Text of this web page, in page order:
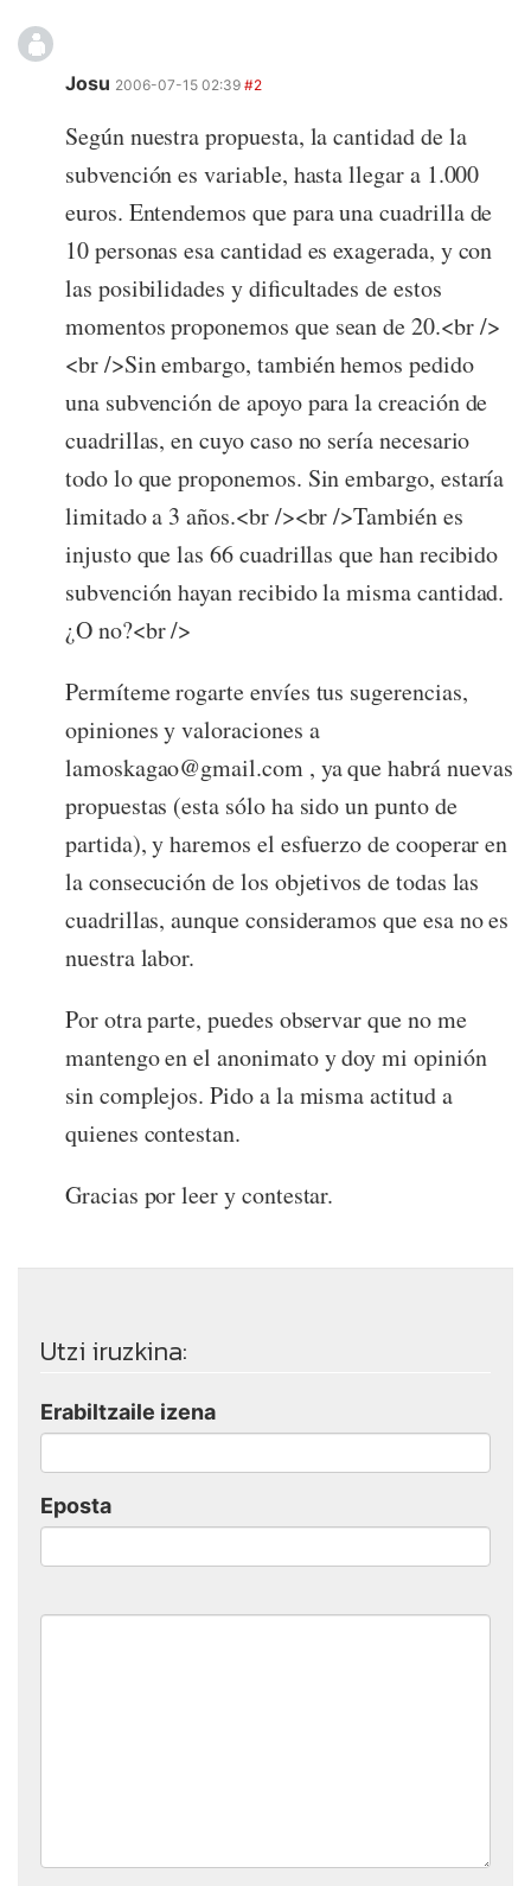
Josu 2006-07-15 02:39 #2
Según nuestra propuesta, la cantidad de la
subvención es variable, hasta llegar a 1.000
euros. Entendemos que para una cuadrilla de
10 personas esa cantidad es exagerada, y con
las posibilidades y dificultades de estos
momentos proponemos que sean de 20.<br />
<br />Sin embargo, también hemos pedido
una subvención de apoyo para la creación de
cuadrillas, en cuyo caso no sería necesario
todo lo que proponemos. Sin embargo, estaría
limitado a 3 años.<br /><br />También es
injusto que las 66 cuadrillas que han recibido
subvención hayan recibido la misma cantidad.
¿O no?<br />
Permíteme rogarte envíes tus sugerencias,
opiniones y valoraciones a
lamoskagao@gmail.com , ya que habrá nuevas
propuestas (esta sólo ha sido un punto de
partida), y haremos el esfuerzo de cooperar en
la consecución de los objetivos de todas las
cuadrillas, aunque consideramos que esa no es
nuestra labor.
Por otra parte, puedes observar que no me
mantengo en el anonimato y doy mi opinión
sin complejos. Pido a la misma actitud a
quienes contestan.
Gracias por leer y contestar.
Utzi iruzkina:
Erabiltzaile izena
Eposta